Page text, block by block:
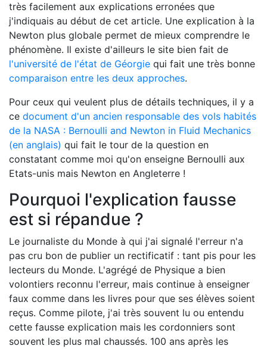
très facilement aux explications erronées que
j'indiquais au début de cet article. Une explication à la
Newton plus globale permet de mieux comprendre le
phénomène. Il existe d'ailleurs le site bien fait de
l'université de l'état de Géorgie qui fait une très bonne
comparaison entre les deux approches.
Pour ceux qui veulent plus de détails techniques, il y a
ce document d'un ancien responsable des vols habités
de la NASA : Bernoulli and Newton in Fluid Mechanics
(en anglais) qui fait le tour de la question en
constatant comme moi qu'on enseigne Bernoulli aux
Etats-unis mais Newton en Angleterre !
Pourquoi l'explication fausse
est si répandue ?
Le journaliste du Monde à qui j'ai signalé l'erreur n'a
pas cru bon de publier un rectificatif : tant pis pour les
lecteurs du Monde. L'agrégé de Physique a bien
volontiers reconnu l'erreur, mais continue à enseigner
faux comme dans les livres pour que ses élèves soient
reçus. Comme pilote, j'ai très souvent lu ou entendu
cette fausse explication mais les cordonniers sont
souvent les plus mal chaussés. 100 ans après les